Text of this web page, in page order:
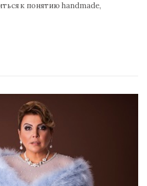
к понятию handmade,